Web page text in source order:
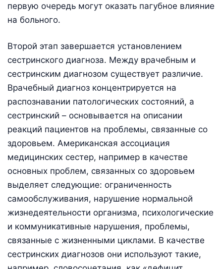
первую очередь могут оказать пагубное влияние
на больного.
Второй этап завершается установлением
сестринского диагноза. Между врачебным и
сестринским диагнозом существует различие.
Врачебный диагноз концентрируется на
распознавании патологических состояний, а
сестринский – основывается на описании
реакций пациентов на проблемы, связанные со
здоровьем. Американская ассоциация
медицинских сестер, например в качестве
основных проблем, связанных со здоровьем
выделяет следующие: ограниченность
самообслуживания, нарушение нормальной
жизнедеятельности организма, психологические
и коммуникативные нарушения, проблемы,
связанные с жизненными циклами. В качестве
сестринских диагнозов они используют такие,